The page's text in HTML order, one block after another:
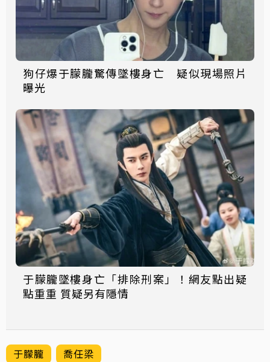
狗仔爆于朦朧驚傳墜樓身亡 疑似現場照片
曝光
于朦朧墜樓身亡「排除刑案」！網友點出疑
點重重 質疑另有隱情
于朦朧 喬任梁